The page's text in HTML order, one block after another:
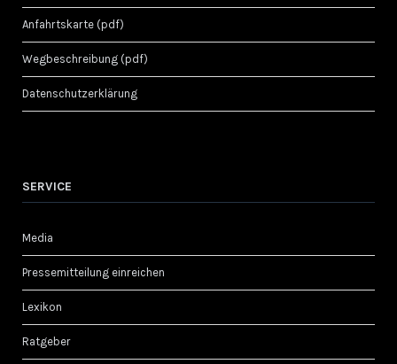
Anfahrtskarte (pdf)
Wegbeschreibung (pdf)
Datenschutzerklärung
SERVICE
Media
Pressemitteilung einreichen
Lexikon
Ratgeber